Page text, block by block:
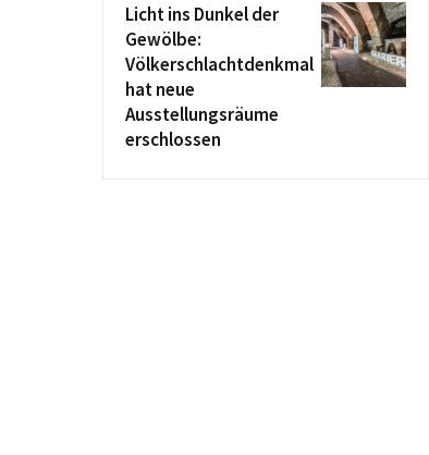
Licht ins Dunkel der
Gewölbe:
Völkerschlachtdenkmal
hat neue
Ausstellungsräume
erschlossen